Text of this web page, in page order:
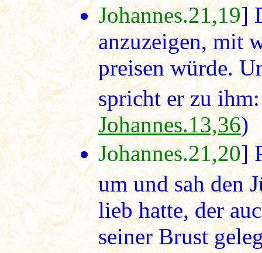
Johannes.21,19]
anzuzeigen, mit
preisen würde.
spricht er zu
Johannes.13,36)
Johannes.21,20]
um und sah den
lieb hatte, der
seiner Brust